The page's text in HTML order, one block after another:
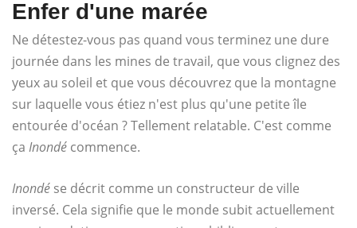
Enfer d'une marée
Ne détestez-vous pas quand vous terminez une dure
journée dans les mines de travail, que vous clignez des
yeux au soleil et que vous découvrez que la montagne
sur laquelle vous étiez n'est plus qu'une petite île
entourée d'océan ? Tellement relatable. C'est comme
ça Inondé commence.
Inondé se décrit comme un constructeur de ville
inversé. Cela signifie que le monde subit actuellement